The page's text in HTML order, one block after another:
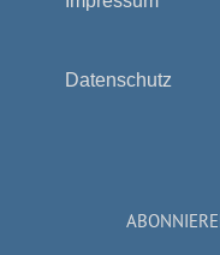
Datenschutz